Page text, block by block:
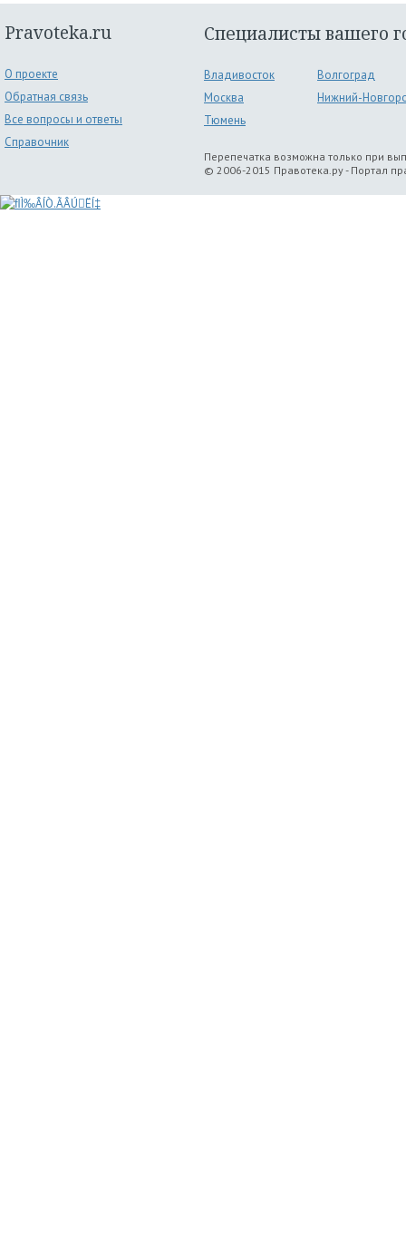
Pravoteka.ru
О проекте
Обратная связь
Все вопросы и ответы
Справочник
Специалисты вашего
Владивосток
Волгоград
Москва
Нижний-
Тюмень
Перепечатка возможна только при
© 2006-2015 Правотека.ру - Портал